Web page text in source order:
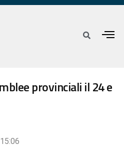
provinciali il 24 e
15:06